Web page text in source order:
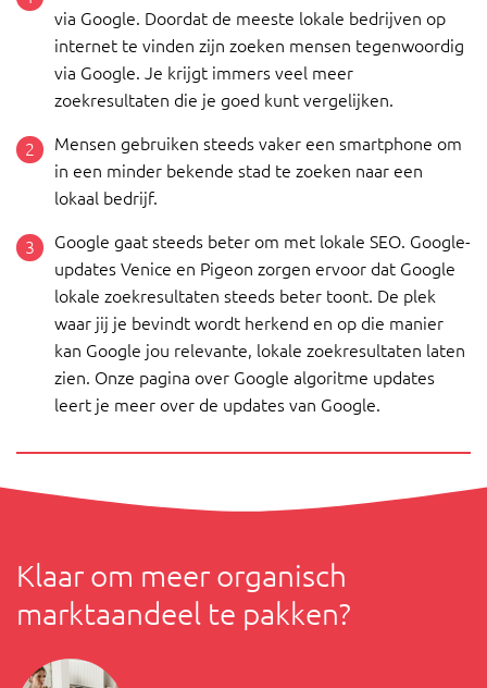
via Google. Doordat de meeste lokale bedrijven op
internet te vinden zijn zoeken mensen tegenwoordig
via Google. Je krijgt immers veel meer
zoekresultaten die je goed kunt vergelijken.
Mensen gebruiken steeds vaker een smartphone om
in een minder bekende stad te zoeken naar een
lokaal bedrijf.
Google gaat steeds beter om met lokale SEO. Google-
updates Venice en Pigeon zorgen ervoor dat Google
lokale zoekresultaten steeds beter toont. De plek
waar jij je bevindt wordt herkend en op die manier
kan Google jou relevante, lokale zoekresultaten laten
zien. Onze pagina over Google algoritme updates
leert je meer over de updates van Google.
Klaar om meer organisch
marktaandeel te pakken?